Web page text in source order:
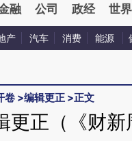
融 公司 政经 世界
产 汽车 消费 能源
卷 >编辑更正 >正文
更正（《财新